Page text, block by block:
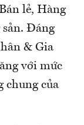
lẻ, Hàng
sản. Đáng
& Gia
với mức
chung của